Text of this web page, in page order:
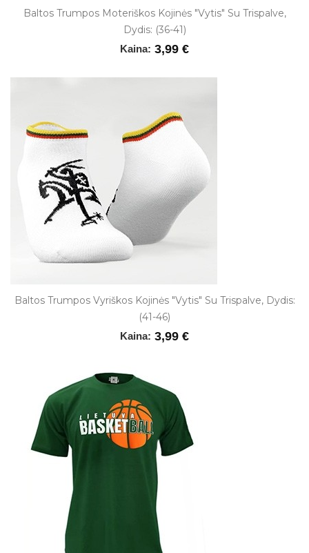
Baltos Trumpos Moteriškos Kojinės "Vytis" Su Trispalve,
Dydis: (36-41)
Kaina: 3,99 €
Baltos Trumpos Vyriškos Kojinės "Vytis" Su Trispalve, Dydis:
(41-46)
Kaina: 3,99 €